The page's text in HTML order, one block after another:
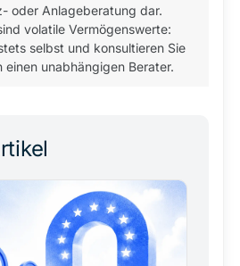
oder Anlageberatung dar.
volatile Vermögenswerte:
selbst und konsultieren Sie
unabhängigen Berater.